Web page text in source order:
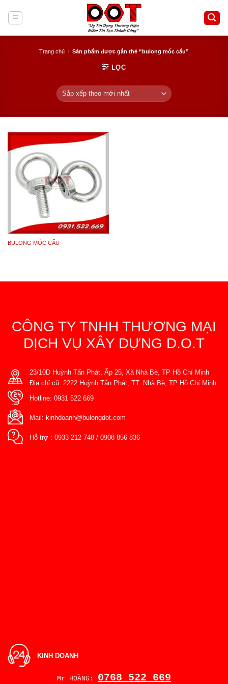
content
Trang chủ / Sản phẩm được gắn thẻ “bulong móc cẩu”
LỌC
BULONG MÓC CẨU
CÔNG TY TNHH THƯƠNG MẠI
DỊCH VỤ XÂY DỰNG D.O.T
23/10D Huỳnh Tấn Phát, Ấp 25, Xã Nhà Bè, TP Hồ Chí Minh
Địa chỉ cũ: 2222 Huỳnh Tấn Phát, TT. Nhà Bè, TP Hồ Chí Minh
Hotline:0931 522 669
Mail: kinhdoanh@bulongdot.com
Hỗ trợ :0933 212 748 /0908 856 836
KINH DOANH
Mr HOÀNG: 0768 522 669